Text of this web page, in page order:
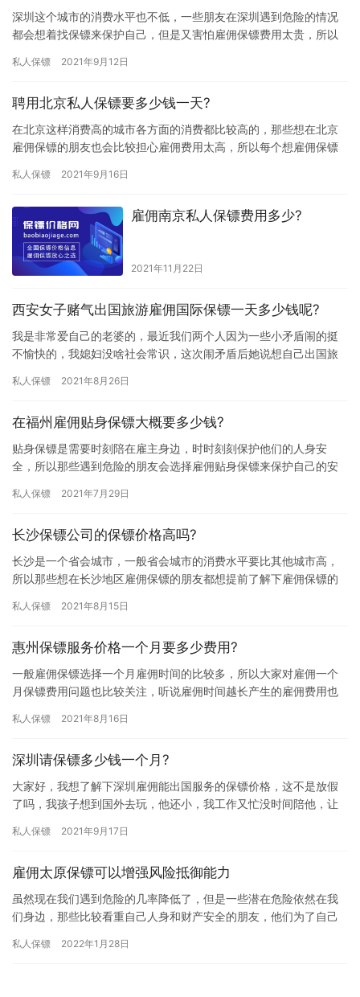
深圳这个城市的消费水平也不低，一些朋友在深圳遇到危险的情况
都会想着找保镖来保护自己，但是又害怕雇佣保镖费用太贵，所以
详…
私人保镖 2021年9月12日
聘用北京私人保镖要多少钱一天?
在北京这样消费高的城市各方面的消费都比较高的，那些想在北京
雇佣保镖的朋友也会比较担心雇佣费用太高，所以每个想雇佣保镖
要多少…
私人保镖 2021年9月16日
雇佣南京私人保镖费用多少?
2021年11月22日
西安女子赌气出国旅游雇佣国际保镖一天多少钱呢?
我是非常爱自己的老婆的，最近我们两个人因为一些小矛盾闹的挺
不愉快的，我媳妇没啥社会常识，这次闹矛盾后她说想自己出国旅
佣保镖…
私人保镖 2021年8月26日
在福州雇佣贴身保镖大概要多少钱?
贴身保镖是需要时刻陪在雇主身边，时时刻刻保护他们的人身安
全，所以那些遇到危险的朋友会选择雇佣贴身保镖来保护自己的安
要多少…
私人保镖 2021年7月29日
长沙保镖公司的保镖价格高吗?
长沙是一个省会城市，一般省会城市的消费水平要比其他城市高，
所以那些想在长沙地区雇佣保镖的朋友都想提前了解下雇佣保镖的
保镖价…
私人保镖 2021年8月15日
惠州保镖服务价格一个月要多少费用?
一般雇佣保镖选择一个月雇佣时间的比较多，所以大家对雇佣一个
月保镖费用问题也比较关注，听说雇佣时间越长产生的雇佣费用也
个月…
私人保镖 2021年8月16日
深圳请保镖多少钱一个月?
大家好，我想了解下深圳雇佣能出国服务的保镖价格，这不是放假
了吗，我孩子想到国外去玩，他还小，我工作又忙没时间陪他，让
一起去…
私人保镖 2021年9月17日
雇佣太原保镖可以增强风险抵御能力
虽然现在我们遇到危险的几率降低了，但是一些潜在危险依然在我
们身边，那些比较看重自己人身和财产安全的朋友，他们为了自己
可以增…
私人保镖 2022年1月28日